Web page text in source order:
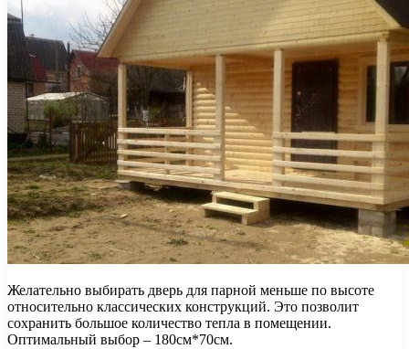
Желательно выбирать дверь для парной меньше по высоте
относительно классических конструкций. Это позволит
сохранить большое количество тепла в помещении.
Оптимальный выбор – 180см*70см.